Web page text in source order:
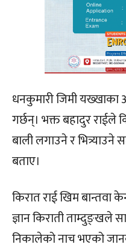
धनकुमारी जिमी यख्खाका
गर्छन्। भक्त बहादुर राईले
बाली लगाउने र
बताए।
किरात राई खिम बान्तवा
ज्ञान किराती
निकालेको नाच भएको